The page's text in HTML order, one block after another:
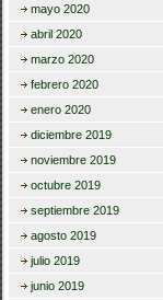
mayo 2020
abril 2020
marzo 2020
febrero 2020
enero 2020
diciembre 2019
noviembre 2019
octubre 2019
septiembre 2019
agosto 2019
julio 2019
junio 2019